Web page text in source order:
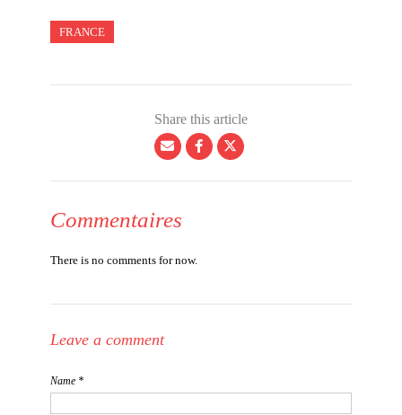
FRANCE
Share this article
Commentaires
There is no comments for now.
Leave a comment
Name *